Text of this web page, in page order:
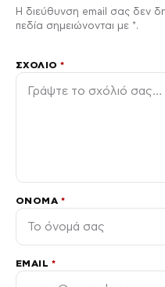
Η διεύθυνση email σας δεν
πεδία σημειώνονται με *.
ΣΧΌΛΙΟ*
ΌΝΟΜΑ *
EMAIL *